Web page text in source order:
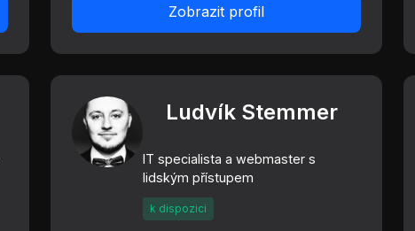
Zobrazit profil
Ludvík Stemmer
IT specialista a webmaster s
lidským přístupem
k dispozici